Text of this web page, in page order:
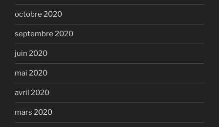
octobre 2020
septembre 2020
juin 2020
mai 2020
avril 2020
mars 2020